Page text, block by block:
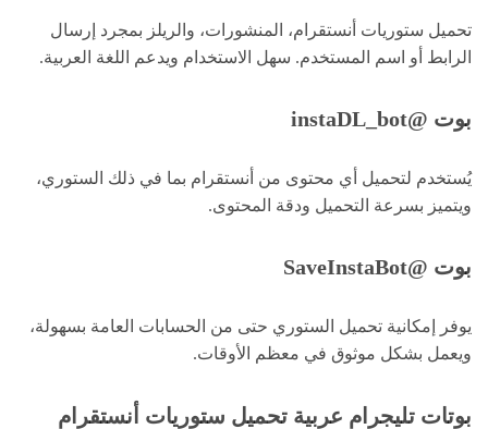
تحميل ستوريات أنستقرام، المنشورات، والريلز بمجرد إرسال
الرابط أو اسم المستخدم. سهل الاستخدام ويدعم اللغة العربية.
بوت @instaDL_bot
يُستخدم لتحميل أي محتوى من أنستقرام بما في ذلك الستوري،
ويتميز بسرعة التحميل ودقة المحتوى.
بوت @SaveInstaBot
يوفر إمكانية تحميل الستوري حتى من الحسابات العامة بسهولة،
ويعمل بشكل موثوق في معظم الأوقات.
بوتات تليجرام عربية تحميل ستوريات أنستقرام